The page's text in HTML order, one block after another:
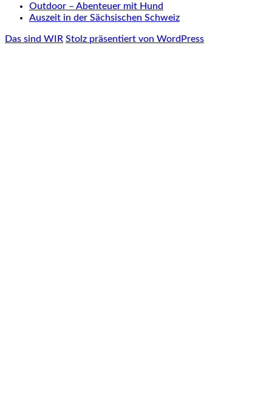
Outdoor – Abenteuer mit Hund
Auszeit in der Sächsischen Schweiz
Das sind WIR Stolz präsentiert von WordPress